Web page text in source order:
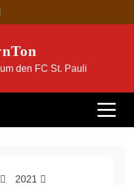
den FC St. Pauli
2021